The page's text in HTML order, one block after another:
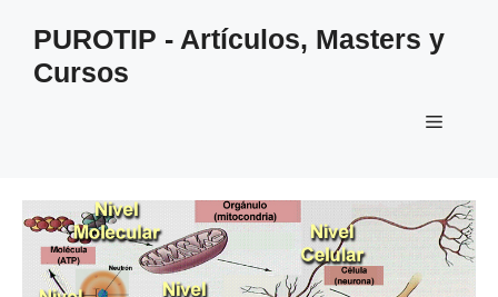
contenido
PUROTIP - Artículos, Masters y
Cursos
Menú